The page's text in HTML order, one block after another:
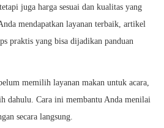
juga harga sesuai dan kualitas yang
mendapatkan layanan terbaik, artikel
praktis yang bisa dijadikan panduan
memilih layanan makan untuk acara,
dahulu. Cara ini membantu Anda menilai
secara langsung.